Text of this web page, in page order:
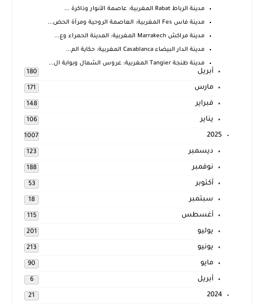
مدينة الرباط Rabat المغربية: عاصمة الأنوار وذاكرة ...
مدينة فاس Fes المغربية: العاصمة الروحية ومرآة الحض...
مدينة مراكش Marrakech المغربية: المدينة الحمراء وع...
مدينة الدار البيضاء Casablanca المغربية: حكاية الم...
مدينة طنجة Tangier المغربية: عروس الشمال وبوابة ال...
أبريل 180
مارس 171
فبراير 148
يناير 106
2025
1007
ديسمبر 123
نوفمبر 188
أكتوبر 53
سبتمبر 18
أغسطس 115
يوليو 201
يونيو 213
مايو 90
أبريل 6
2024
21